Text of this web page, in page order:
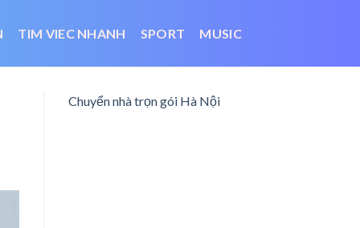
TIM VIEC NHANH SPORT MUSIC
Chuyển nhà trọn gói Hà Nội